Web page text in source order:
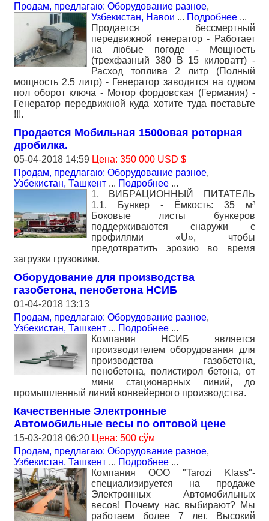
Продам, предлагаю: Оборудование разное,
Узбекистан, Навои ... Подробнее ...
Продается бессмертный
передвижной генератор - Работает
на любые погоде - Мощность
(трехфазный 380 В 15 киловатт) -
Расход топлива 2 литр (Полный
мощность 2.5 литр) - Генератор заводятся на одном
пол оборот ключа - Мотор фордовская (Германия) -
Генератор передвижной куда хотите туда поставьте
!!!.
Продается Мобильная 1500овая роторная
дробилка.
05-04-2018 14:59 Цена: 350 000 USD $
Продам, предлагаю: Оборудование разное,
Узбекистан, Ташкент ... Подробнее ...
1. ВИБРАЦИОННЫЙ ПИТАТЕЛЬ
1.1. Бункер - Ёмкость: 35 м³
Боковые листы бункеров
поддерживаются снаружи с
профилями «U», чтобы
предотвратить эрозию во время
загрузки грузовики.
Оборудование для производства
газобетона, пенобетона НСИБ
01-04-2018 13:13
Продам, предлагаю: Оборудование разное,
Узбекистан, Ташкент ... Подробнее ...
Компания НСИБ является
производителем оборудования для
производства газобетона,
пенобетона, полистирол бетона, от
мини стационарных линий, до
промышленный линий конвейерного производства.
Качественные Электронные
Автомобильные весы по оптовой цене
15-03-2018 06:20 Цена: 500 сўм
Продам, предлагаю: Оборудование разное,
Узбекистан, Ташкент ... Подробнее ...
Компания ООО "Tarozi Klass"-
специализируется на продаже
Электронных Автомобильных
весов! Почему нас выбирают? Мы
работаем более 7 лет. Высокий